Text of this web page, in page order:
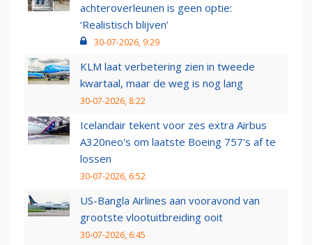
achteroverleunen is geen optie:
‘Realistisch blijven’
30-07-2026, 9:29
KLM laat verbetering zien in tweede
kwartaal, maar de weg is nog lang
30-07-2026, 8:22
Icelandair tekent voor zes extra Airbus
A320neo's om laatste Boeing 757's af te
lossen
30-07-2026, 6:52
US-Bangla Airlines aan vooravond van
grootste vlootuitbreiding ooit
30-07-2026, 6:45